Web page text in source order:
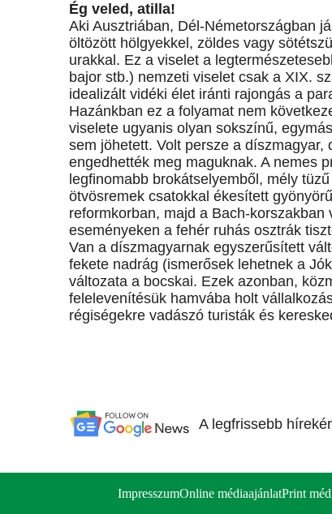
Ég veled, atilla!
Aki Ausztriában, Dél-Németországban
öltözött hölgyekkel, zöldes vagy
urakkal. Ez a viselet a
bajor stb.) nemzeti viselet csak a XIX.
idealizált vidéki élet iránti rajongás a
Hazánkban ez a folyamat nem
viselete ugyanis olyan sokszínű,
sem jöhetett. Volt persze a
engedhették meg maguknak. A nemes
legfinomabb brokátselyemből, mély
ötvösremek csatokkal ékesített
reformkorban, majd a Bach-
eseményeken a fehér ruhás osztrák
Van a díszmagyarnak egyszerűsített
fekete nadrág (ismerősek lehetnek a
változata a bocskai. Ezek azonban,
felelevenítésük hamvába holt
régiségekre vadászó turisták és
A legfrissebb
ImpresszumOnline médiaajánlatPrint